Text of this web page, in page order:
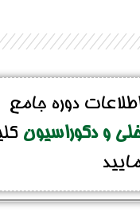
دوره جامع
و دکوراسیون